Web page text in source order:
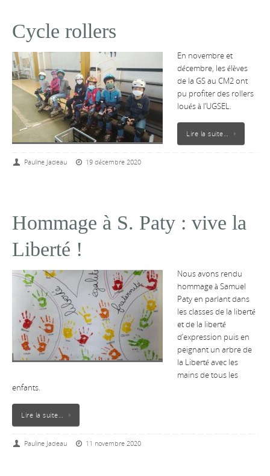
Cycle rollers
En novembre et
décembre, les élèves
de la GS au CM2 ont
pu profiter des rollers
loués à l’UGSEL.
Lire la suite…
Pauline Jadeau 19 décembre 2020
Hommage à S. Paty : vive la
Liberté !
Nous avons rendu
hommage à Samuel
Paty en parlant dans
les classes de la liberté
et de la liberté
d’expression puis en
peignant un arbre de
la Liberté avec les
mains de tous les
enfants.
Lire la suite…
Pauline Jadeau 11 novembre 2020